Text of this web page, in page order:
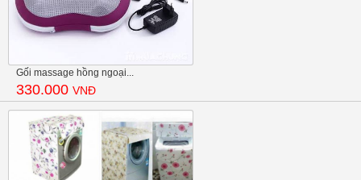
Gối massage hồng ngoại...
330.000 VNĐ